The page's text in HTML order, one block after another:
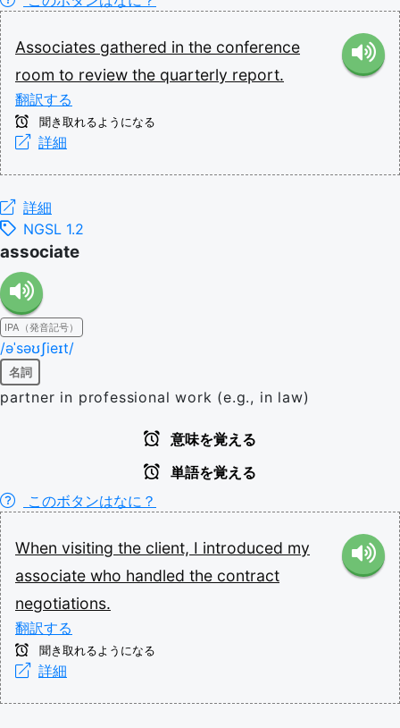
Associates gathered in the conference
room to review the quarterly report.
翻訳する
聞き取れるようになる
詳細
詳細
NGSL 1.2
associate
IPA（発音記号）
/əˈsəʊʃieɪt/
名詞
partner in professional work (e.g., in law)
意味を覚える
単語を覚える
このボタンはなに？
When visiting the client, I introduced my
associate who handled the contract
negotiations.
翻訳する
聞き取れるようになる
詳細